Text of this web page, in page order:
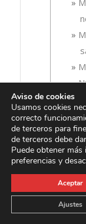
Aviso de cookies
Usamos cookies
correcto
de terceros para
de terceros debe
Puede obtener
preferencias y
Aceptar
Ajustes